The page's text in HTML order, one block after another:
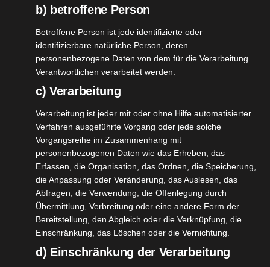
Pflege
Clinique Wrinkle Correcting Serum
September 10, 2022 | Bad ,Beauty,Pflege, Produktvorstellungen
Wellness
30
08, 2022
Rosa
Lifestyle
Zeelool Modell: Mander Rosa Kristall
August 30, 2022 ,Lifestyle Produktvorstellungen
b) betroffene Person
Betroffene Person ist jede identifizierte oder
identifizierbare natürliche Person, deren
personenbezogene Daten von dem für die Verarbeitung
Verantwortlichen verarbeitet werden.
c) Verarbeitung
Verarbeitung ist jeder mit oder ohne Hilfe automatisierter
Verfahren ausgeführte Vorgang oder jede solche
Vorgangsreihe im Zusammenhang mit
personenbezogenen Daten wie das Erheben, das
Erfassen, die Organisation, das Ordnen, die Speicherung,
die Anpassung oder Veränderung, das Auslesen, das
Abfragen, die Verwendung, die Offenlegung durch
Übermittlung, Verbreitung oder eine andere Form der
Bereitstellung, den Abgleich oder die Verknüpfung, die
Einschränkung, das Löschen oder die Vernichtung.
d) Einschränkung der Verarbeitung